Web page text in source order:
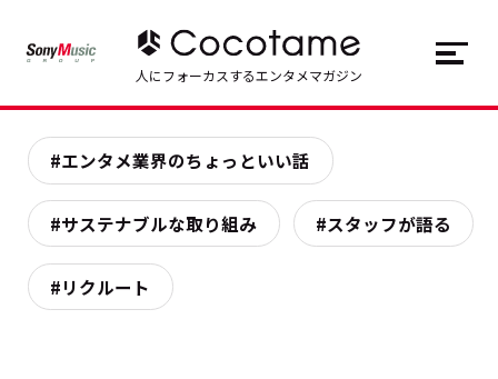
トップ Top
記事一覧 Articles
連載一覧 Series
JP EN
人にフォーカスするエンタメマガジン
#エンタメ業界のちょっといい話
#サステナブルな取り組み #スタッフが語る
#リクルート